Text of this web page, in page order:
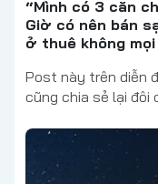
“Mình có 3 căn
Giờ có nên bán
ở thuê không
Post này trên diễn
cũng chia sẻ lại đôi